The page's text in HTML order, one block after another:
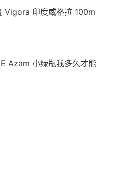
Vigora 印度威格拉 100m
Azam 小绿瓶我多久才能